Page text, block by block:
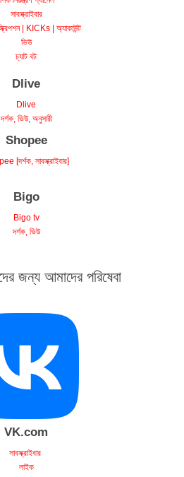
সাবস্ক্রাইবার
| KICKs | অ্যাকাউন্ট
ভিউ
চ্যাট বট
দর্শক, ভিউ, অনুসারী
দর্শক, ভিউ
জন্য আমাদের পরিষেবা
VK.com
লাইক
ভিউ